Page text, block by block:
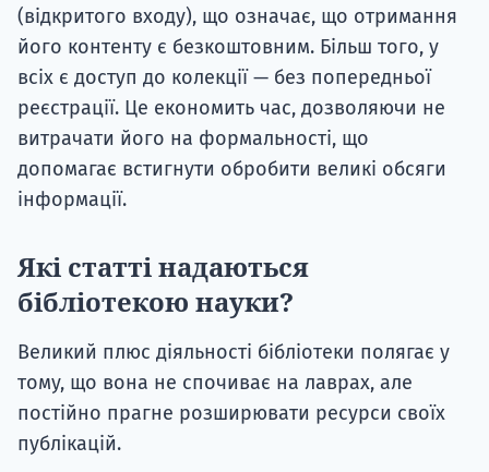
(відкритого входу), що означає, що отримання
його контенту є безкоштовним. Більш того, у
всіх є доступ до колекції — без попередньої
реєстрації. Це економить час, дозволяючи не
витрачати його на формальності, що
допомагає встигнути обробити великі обсяги
інформації.
Які статті надаються
бібліотекою науки?
Великий плюс діяльності бібліотеки полягає у
тому, що вона не спочиває на лаврах, але
постійно прагне розширювати ресурси своїх
публікацій.